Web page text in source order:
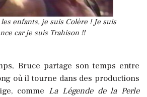
enfants, je suis Colère ! Je suis
car je suis Trahison !!
Bruce partage son temps entre
où il tourne dans des productions
comme La Légende de la Perle